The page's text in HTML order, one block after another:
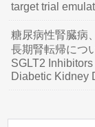
target trial
糖尿病性腎臓病
長期腎転帰につ
SGLT2
Diabetic Kidney